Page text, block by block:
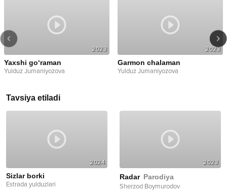
2023
Yaxshi go‘raman
Yulduz Jumaniyozova
2023
Garmon chalaman
Yulduz Jumaniyozova
Tavsiya etiladi
2024
Sizlar borki
Estrada yulduzlari
2023
Radar Parodiya
Sherzod Boymurodov